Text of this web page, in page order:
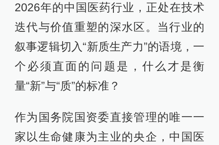
2026年的中国医药行业，正处在技术
迭代与价值重塑的深水区。当行业的
叙事逻辑切入“新质生产力”的语境，一
个必须直面的问题是，什么才是衡
量“新”与“质”的标准？
作为国务院国资委直接管理的唯一一
家以生命健康为主业的央企，中国医